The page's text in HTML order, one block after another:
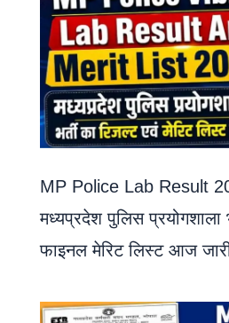
MP Police Lab Result
मध्यप्रदेश पुलिस प्रयोगशाला
फाइनल मेरिट लिस्ट आज